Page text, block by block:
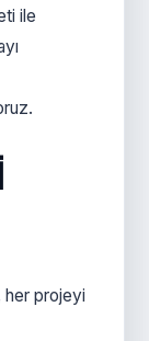
ile
projeyi